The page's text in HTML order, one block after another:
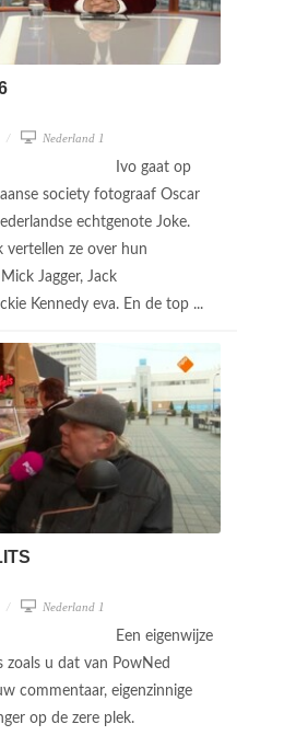
Nederland 1
Ivo gaat op
society fotograaf Oscar
echtgenote Joke.
vertellen ze over hun
Jagger, Jack
Kennedy eva. En de top ...
Nederland 1
Een eigenwijze
zoals u dat van PowNed
commentaar, eigenzinnige
op de zere plek.